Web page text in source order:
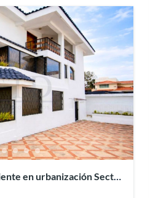
en urbanización Sector